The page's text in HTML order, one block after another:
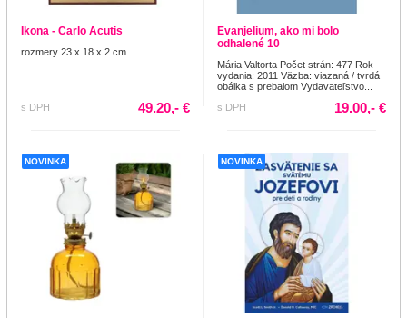
Ikona - Carlo Acutis
rozmery 23 x 18 x 2 cm
s DPH 49.20,- €
Evanjelium, ako mi bolo
odhalené 10
Mária Valtorta Počet strán: 477 Rok
vydania: 2011 Väzba: viazaná / tvrdá
obálka s prebalom Vydavateľstvo...
s DPH
19.00,- €
NOVINKA NOVINKA